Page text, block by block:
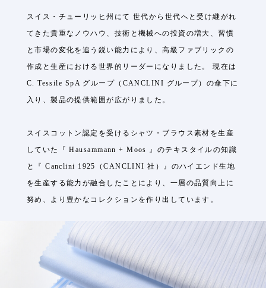
スイス・チューリッヒ州にて 世代から世代へと受け継がれ
てきた貴重なノウハウ、技術と機械への投資の増大、習慣
と市場の変化を追う鋭い能力により、高級ファブリックの
作成と生産における世界的リーダーになりました。 現在は
C. Tessile SpA グループ（CANCLINI グループ）の傘下に
入り、製品の提供範囲が広がりました。
スイスコットン認定を受けるシャツ・ブラウス素材を生産
していた『 Hausammann + Moos 』のテキスタイルの知識
と『 Canclini 1925（CANCLINI 社）』のハイエンド生地
を生産する能力が融合したことにより、一層の品質向上に
努め、より豊かなコレクションを作り出しています。